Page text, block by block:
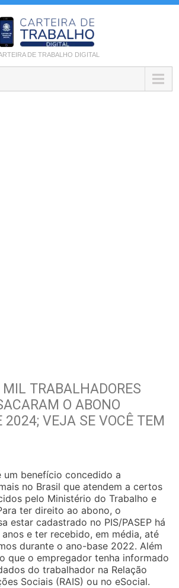
DE TRABALHO DIGITAL
TRABALHADORES
O ABONO
2024; VEJA SE VOCÊ TEM
um benefício concedido a
no Brasil que atendem a certos
pelo Ministério do Trabalho e
ter direito ao abono, o
estar cadastrado no PIS/PASEP há
e ter recebido, em média, até
durante o ano-base 2022. Além
que o empregador tenha informado
do trabalhador na Relação
Sociais (RAIS) ou no eSocial.